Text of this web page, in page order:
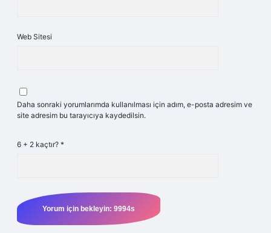
Web Sitesi
Daha sonraki yorumlarımda kullanılması için adım, e-posta adresim ve
site adresim bu tarayıcıya kaydedilsin.
6 + 2 kaçtır? *